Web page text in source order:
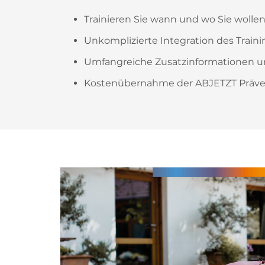
Trainieren Sie wann und wo Sie
Unkomplizierte Integration des
Umfangreiche Zusatzinformationen
Kostenübernahme der ABJETZT